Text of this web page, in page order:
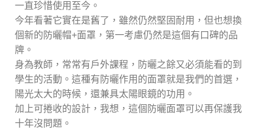
一直珍惜使用至今。
今年看著它實在是舊了，雖然仍然堅固耐用，但也想換
個新的防曬帽+面罩，第一考慮仍然是這個有口碑的品
牌。
身為教師，常常有戶外課程，防曬之餘又必須能看的到
學生的活動。這種有防曬作用的面罩就是我們的首選，
陽光太大的時候，還兼具太陽眼鏡的功用。
加上可捲收的設計，我想，這個防曬面罩可以再保護我
十年沒問題。